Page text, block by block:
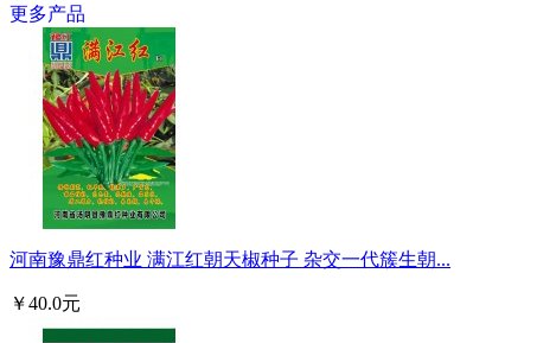
更多产品
河南豫鼎红种业 满江红朝天椒种子 杂交一代簇生朝...
￥40.0元